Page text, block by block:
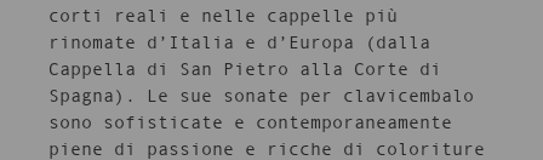
corti reali e nelle cappelle più
rinomate d’Italia e d’Europa (dalla
Cappella di San Pietro alla Corte di
Spagna). Le sue sonate per clavicembalo
sono sofisticate e contemporaneamente
piene di passione e ricche di coloriture